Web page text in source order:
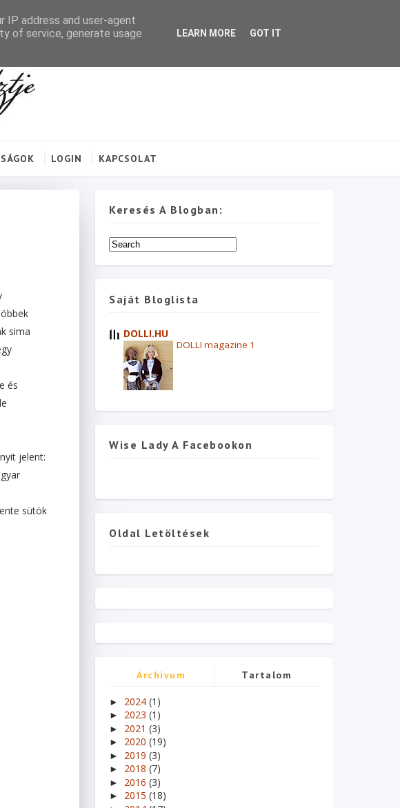
LOGIN KAPCSOLAT
sima
és
jelent:
sütök
Keresés A Blogban:
Saját Bloglista
DOLLI.HU
DOLLI magazine 1
Wise Lady A Facebookon
Oldal Letöltések
Archívum Tartalom
► 2024 (1)
► 2023 (1)
► 2021 (3)
► 2020 (19)
► 2019 (3)
► 2018 (7)
► 2016 (3)
► 2015 (18)
IP address and user-agent
of service, generate usage
LEARN MORE GOT IT